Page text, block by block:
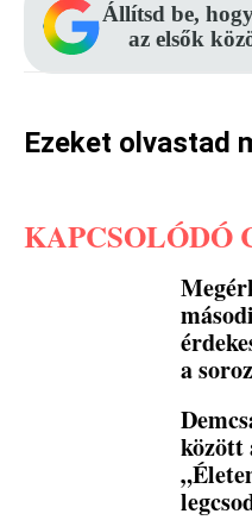
Állítsd be,
az elsők
Ezeket olvastad
KAPCSOLÓDÓ
a